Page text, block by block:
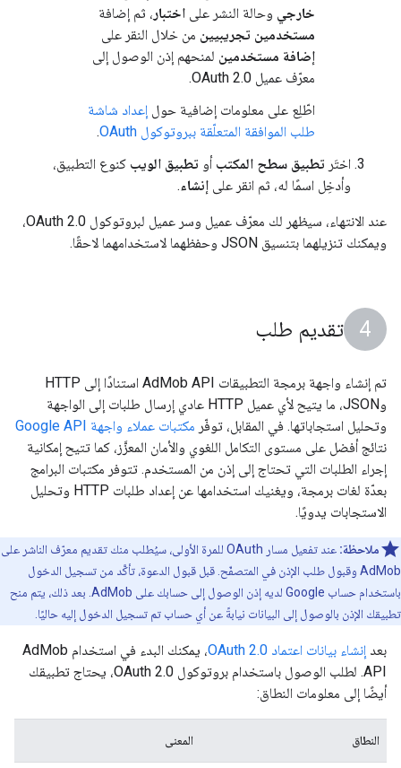
خارجي وحالة النشر على اختبار ، ثم إضافة
مستخدمين تجريبيين من خلال النقر على
إضافة مستخدمين لمنحهم إذن الوصول إلى
معرّف عميل OAuth 2.0.
اطّلِع على معلومات إضافية حول إعداد شاشة
طلب الموافقة المتعلّقة ببروتوكول OAuth
.
اختَر تطبيق سطح المكتب أو تطبيق الويب كنوع التطبيق،
وأدخِل اسمًا له، ثم انقر على إنشاء.
عند الانتهاء، سيظهر لك معرّف عميل وسر عميل لبروتوكول OAuth 2.0،
ويمكنك تنزيلهما بتنسيق JSON وحفظهما لاستخدامهما لاحقًا.
تقديم طلب
تم إنشاء واجهة برمجة التطبيقات AdMob API استنادًا إلى HTTP
وJSON، ما يتيح لأي عميل HTTP عادي إرسال طلبات إلى الواجهة
وتحليل استجاباتها. في المقابل، توفّر مكتبات عملاء واجهة Google API
نتائج أفضل على مستوى التكامل اللغوي والأمان المعزَّز، كما تتيح إمكانية
إجراء الطلبات التي تحتاج إلى إذن من المستخدم. تتوفر مكتبات البرامج
بعدّة لغات برمجة، ويغنيك استخدامها عن إعداد طلبات HTTP وتحليل
الاستجابات يدويًا.
ملاحظة:
عند تفعيل مسار OAuth للمرة الأولى، سيُطلب منك تقديم معرّف الناشر على
AdMob وقبول طلب الإذن في المتصفّح. قبل قبول الدعوة، تأكَّد من تسجيل الدخول
باستخدام حساب Google لديه إذن الوصول إلى حسابك على AdMob. بعد ذلك، يتم منح
تطبيقك الإذن بالوصول إلى البيانات نيابةً عن أي حساب تم تسجيل الدخول إليه حاليًا.
بعد إنشاء بيانات اعتماد OAuth 2.0
، يمكنك البدء في استخدام AdMob
API. لطلب الوصول باستخدام بروتوكول OAuth 2.0، يحتاج تطبيقك
أيضًا إلى معلومات النطاق:
النطاق المعنى